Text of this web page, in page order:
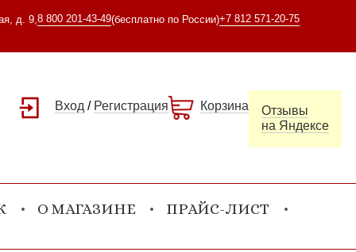
д. 9, 8 800 201-43-49(бесплатно по России)+7 812 571-20-75
Вход / Регистрация Корзина
Отзывы
на Яндексе
О МАГАЗИНЕ ПРАЙС-ЛИСТ